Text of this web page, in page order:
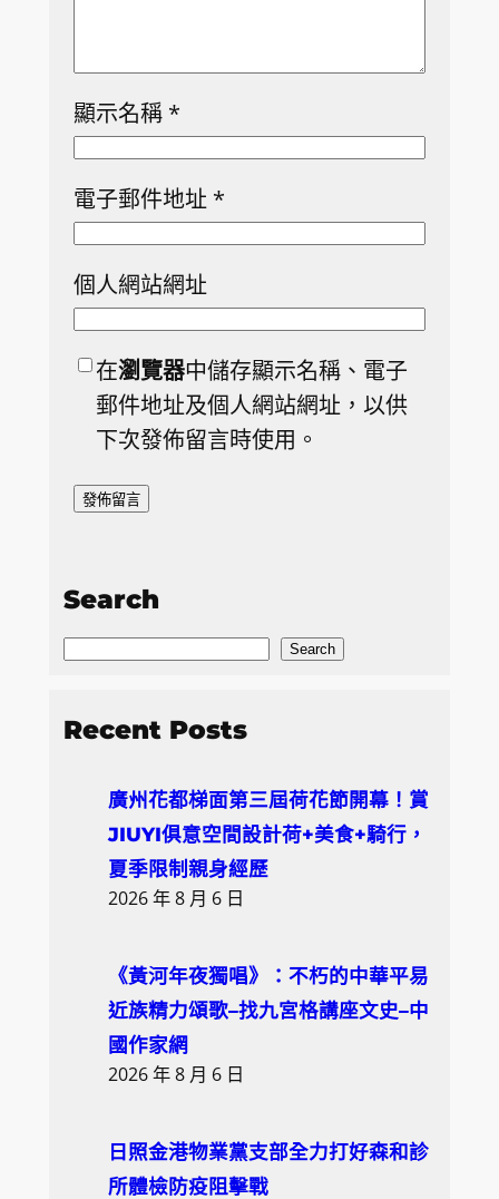
顯示名稱 *
電子郵件地址 *
個人網站網址
在瀏覽器中儲存顯示名稱、電子
郵件地址及個人網站網址，以供
下次發佈留言時使用。
Search
S
a
Search
Recent Posts
廣州花都梯面第三屆荷花節開幕！賞
JIUYI俱意空間設計荷+美食+騎行，
夏季限制親身經歷
2026 年 8 月 6 日
《黃河年夜獨唱》：不朽的中華平易
近族精力頌歌–找九宮格講座文史–中
國作家網
2026 年 8 月 6 日
日照金港物業黨支部全力打好森和診
所體檢防疫阻擊戰